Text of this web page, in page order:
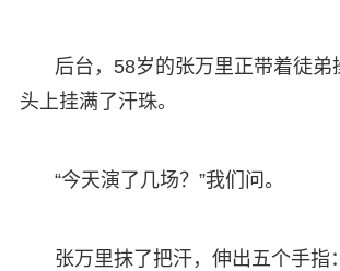
后台，58岁的张万里正带着徒弟
头上挂满了汗珠。
“今天演了几场？”我们问。
张万里抹了把汗，伸出五个手指